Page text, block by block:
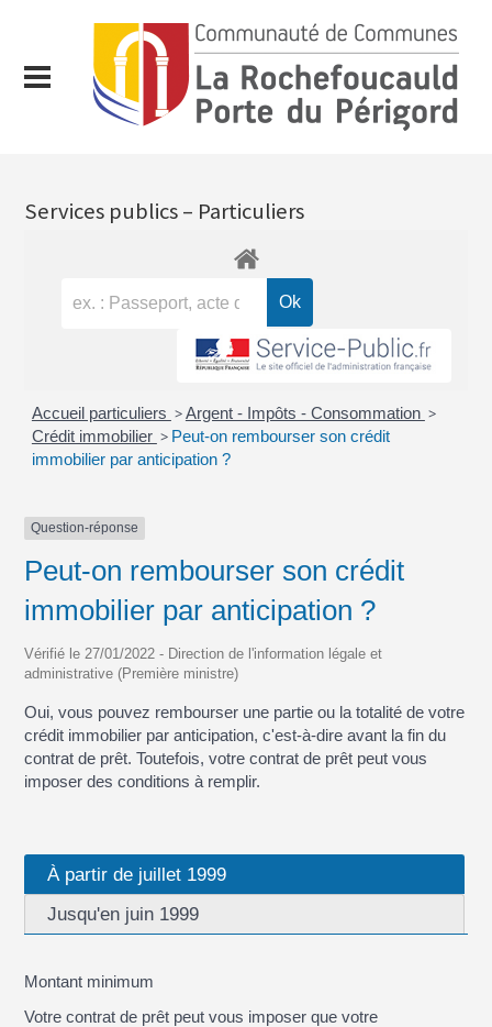
Services publics – Particuliers
Accueil particuliers >Argent - Impôts - Consommation >
Crédit immobilier > Peut-on rembourser son crédit
immobilier par anticipation ?
Question-réponse
Peut-on rembourser son crédit
immobilier par anticipation ?
Vérifié le 27/01/2022 - Direction de l'information légale et
administrative (Première ministre)
Oui, vous pouvez rembourser une partie ou la totalité de votre
crédit immobilier par anticipation, c'est-à-dire avant la fin du
contrat de prêt. Toutefois, votre contrat de prêt peut vous
imposer des conditions à remplir.
À partir de juillet 1999
Jusqu'en juin 1999
Montant minimum
Votre contrat de prêt peut vous imposer que votre